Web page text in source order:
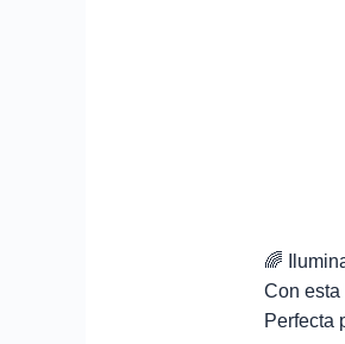
🌈
Con esta
Perfecta